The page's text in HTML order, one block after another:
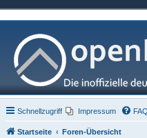
Schnellzugriff Impressum FAQ
Startseite Foren-Übersicht